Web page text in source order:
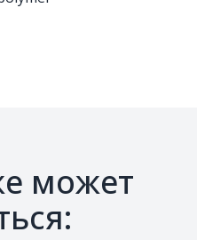
может